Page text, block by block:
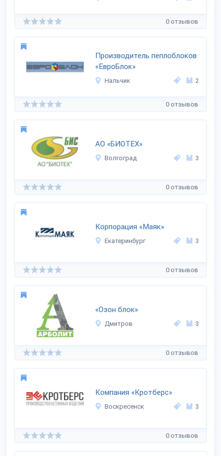
0 отзывов
Производитель пеплоблоков
«ЕвроБлок»
Нальчик 2
0 отзывов
AO «БИОТЕХ»
Волгоград 3
0 отзывов
Корпорация «Маяк»
Екатеринбург 3
0 отзывов
«Озон блок»
Дмитров 3
0 отзывов
Компания «Кротберс»
Воскресенск 3
0 отзывов